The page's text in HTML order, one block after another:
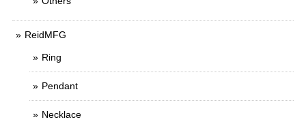
ReidMFG
Ring
Pendant
Necklace